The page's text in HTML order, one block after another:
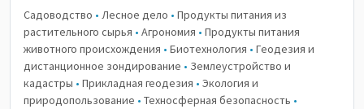
Садоводство • Лесное дело • Продукты питания из
растительного сырья • Агрономия • Продукты питания
животного происхождения • Биотехнология • Геодезия и
дистанционное зондирование • Землеустройство и
кадастры • Прикладная геодезия • Экология и
природопользование • Техносферная безопасность •